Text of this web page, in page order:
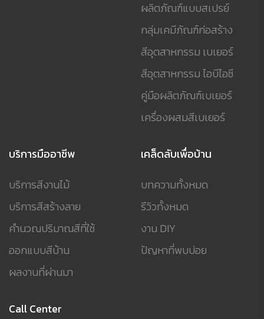
ผลิตภัณฑ์แบบสเปรย์
กลุ่มเคมีภัณฑ์ก่อสร้าง
สีอุตสาหกรรม เบเยอร์
สีอุตสาหกรรม ไอบีไอซี
คู่มือผลิตภัณฑ์เบเยอร์
เครื่องผสมสีเบเยอร์
บริการมืออาชีพ
บริการสีงานไม้
บริการสีสร้างลาย
คำนวณปริมาณสีที่ใช้
ออกแบบสีบ้าน
ผลงานที่ผ่านมา
เคล็ดลับเพื่อบ้าน
บทความทั้งหมด
รีวิวทั้งหมด
งาน DIY
ปัญหาที่พบบ่อย
Call Center